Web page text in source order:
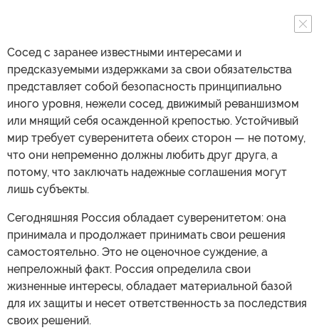
Сосед с заранее известными интересами и
предсказуемыми издержками за свои обязательства
представляет собой безопасность принципиально
иного уровня, нежели сосед, движимый реваншизмом
или мнящий себя осажденной крепостью. Устойчивый
мир требует суверенитета обеих сторон — не потому,
что они непременно должны любить друг друга, а
потому, что заключать надежные соглашения могут
лишь субъекты.
Сегодняшняя Россия обладает суверенитетом: она
принимала и продолжает принимать свои решения
самостоятельно. Это не оценочное суждение, а
непреложный факт. Россия определила свои
жизненные интересы, обладает материальной базой
для их защиты и несет ответственность за последствия
своих решений.